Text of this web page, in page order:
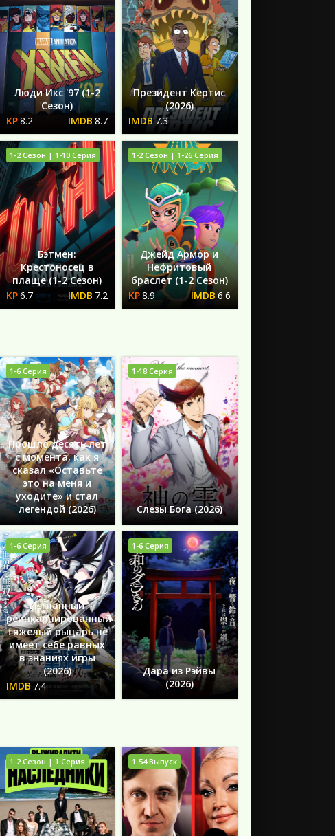
Люди Икс '97 (1-2
Сезон)
8.2
8.7
Президент Кертис
(2026)
7.3
Бэтмен:
Крестоносец в
плаще (1-2 Сезон)
6.7
7.2
1-2 Сезон | 1-10 Серия
Джейд Армор и
Нефритовый
браслет (1-2 Сезон)
8.9
6.6
1-2 Сезон | 1-26 Серия
Прошло десять лет
с момента, как я
сказал «Оставьте
это на меня и
уходите» и стал
легендой (2026)
1-6 Серия
Слезы Бога (2026)
1-18 Серия
Изгнанный
реинкарнированный
тяжелый рыцарь не
имеет себе равных
в знаниях игры
(2026)
7.4
1-6 Серия
Дара из Рэйвы
(2026)
1-6 Серия
1-2 Сезон | 1 Серия 1-54 Выпуск